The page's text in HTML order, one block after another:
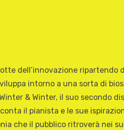
dell’innovazione
intorno a una sorta di
& Winter, il suo secondo
il pianista e le sue
che il pubblico ritroverà nei